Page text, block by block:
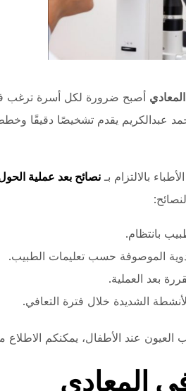
أصبح ضرورة لكل أسرة ترغب
عبدالكريم يقدم تشخيصًا دقيقًا
بالالتزام بـ نصائح بعد عملية
بانتظام.
الموصوفة حسب تعليمات الطبيب.
بعد العملية.
الشديدة خلال فترة التعافي.
عند الأطفال، يمكنكم
المعادي